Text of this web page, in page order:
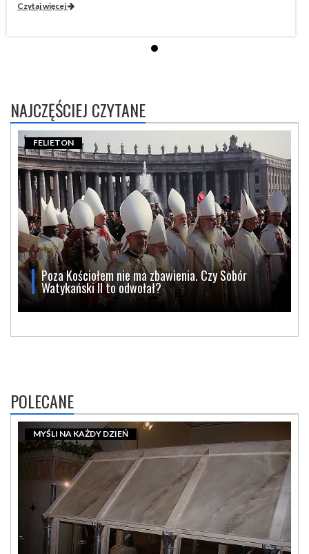
Czytaj więcej
NAJCZĘŚCIEJ CZYTANE
Poza Kościołem nie ma zbawienia. Czy Sobór
Watykański II to odwołał?
FELIETON
POLECANE
MYŚLI NA KAŻDY DZIEŃ